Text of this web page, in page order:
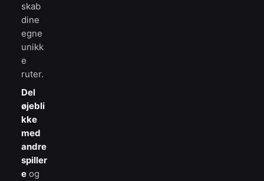
skab
dine
egne
unikk
e
ruter.
Del
øjebli
kke
med
andre
spiller
e og